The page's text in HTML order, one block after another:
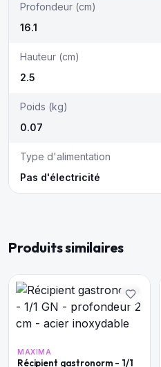
Profondeur (cm)
16.1
Hauteur (cm)
2.5
Poids (kg)
0.07
Type d'alimentation
Pas d'électricité
Produits similaires
MAXIMA
Récipient gastronorm - 1/1